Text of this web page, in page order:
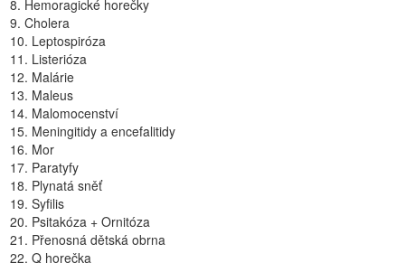
8. Hemoragické horečky
9. Cholera
10. Leptospiróza
11. Listerióza
12. Malárie
13. Maleus
14. Malomocenství
15. Meningitidy a encefalitidy
16. Mor
17. Paratyfy
18. Plynatá sněť
19. Syfilis
20. Psitakóza + Ornitóza
21. Přenosná dětská obrna
22. Q horečka